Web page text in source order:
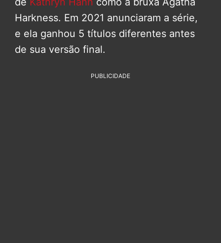
Harkness. Em 2021 anunciaram a série,
e ela ganhou 5 títulos diferentes antes
de sua versão final.
PUBLICIDADE